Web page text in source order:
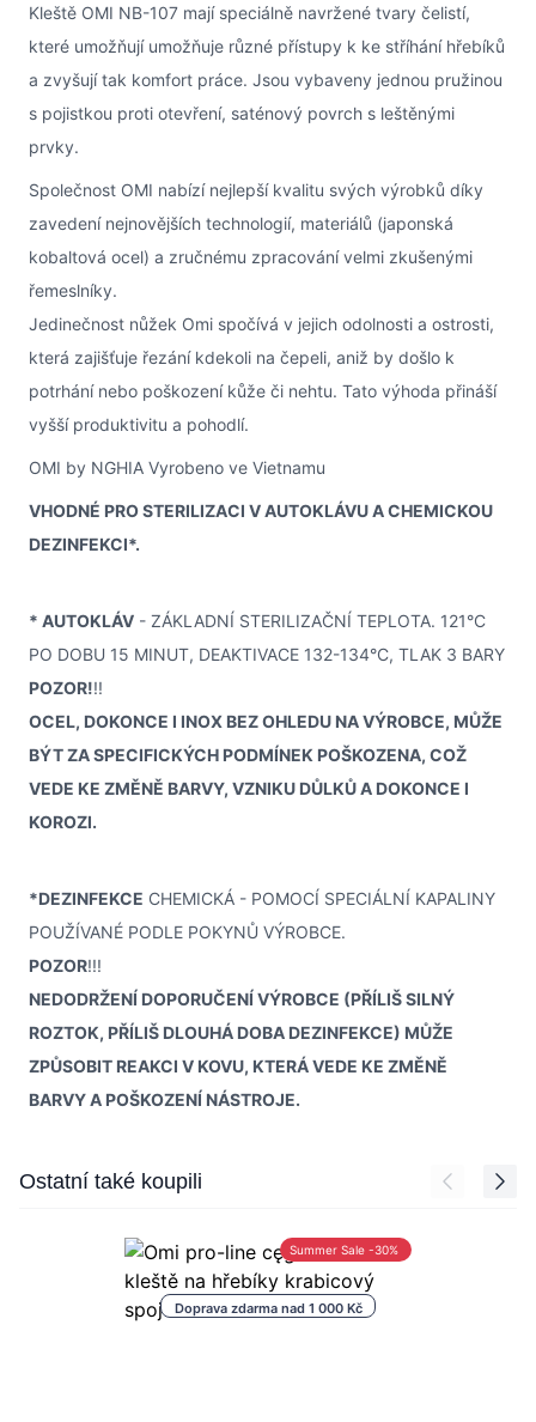
Kleště OMI NB-107 mají speciálně navržené tvary čelistí,
které umožňují umožňuje různé přístupy k ke stříhání hřebíků
a zvyšují tak komfort práce. Jsou vybaveny jednou pružinou
s pojistkou proti otevření, saténový povrch s leštěnými
prvky.
Společnost OMI nabízí nejlepší kvalitu svých výrobků díky
zavedení nejnovějších technologií, materiálů (japonská
kobaltová ocel) a zručnému zpracování velmi zkušenými
řemeslníky.
Jedinečnost nůžek Omi spočívá v jejich odolnosti a ostrosti,
která zajišťuje řezání kdekoli na čepeli, aniž by došlo k
potrhání nebo poškození kůže či nehtu. Tato výhoda přináší
vyšší produktivitu a pohodlí.
OMI by NGHIA Vyrobeno ve Vietnamu
VHODNÉ PRO STERILIZACI V AUTOKLÁVU A CHEMICKOU
DEZINFEKCI*.
* AUTOKLÁV - ZÁKLADNÍ STERILIZAČNÍ TEPLOTA. 121°C
PO DOBU 15 MINUT, DEAKTIVACE 132-134°C, TLAK 3 BARY
POZOR!!!
OCEL, DOKONCE I INOX BEZ OHLEDU NA VÝROBCE, MŮŽE
BÝT ZA SPECIFICKÝCH PODMÍNEK POŠKOZENA, COŽ
VEDE KE ZMĚNĚ BARVY, VZNIKU DŮLKŮ A DOKONCE I
KOROZI.
*DEZINFEKCE CHEMICKÁ - POMOCÍ SPECIÁLNÍ KAPALINY
POUŽÍVANÉ PODLE POKYNŮ VÝROBCE.
POZOR!!!
NEDODRŽENÍ DOPORUČENÍ VÝROBCE (PŘÍLIŠ SILNÝ
ROZTOK, PŘÍLIŠ DLOUHÁ DOBA DEZINFEKCE) MŮŽE
ZPŮSOBIT REAKCI V KOVU, KTERÁ VEDE KE ZMĚNĚ
BARVY A POŠKOZENÍ NÁSTROJE.
Press to skip carousel
Ostatní také koupili
Doprava zdarma nad 1 000 Kč
Summer Sale -30%